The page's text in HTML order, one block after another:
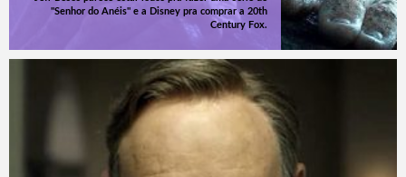
"Senhor do Anéis" e a Disney pra comprar a 20th
Century Fox.